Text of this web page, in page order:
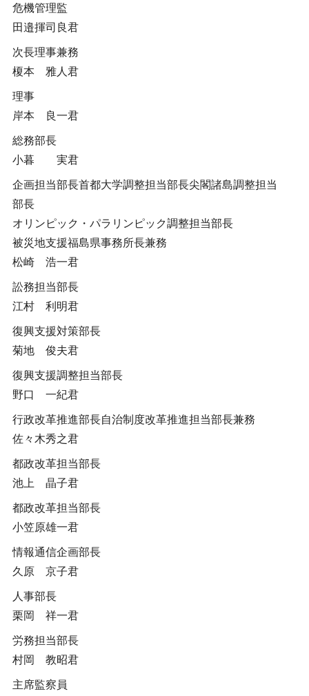
危機管理監
田邉揮司良君
次長理事兼務
榎本 雅人君
理事
岸本 良一君
総務部長
小暮 実君
企画担当部長首都大学調整担当部長尖閣諸島調整担当
部長
オリンピック・パラリンピック調整担当部長
被災地支援福島県事務所長兼務
松崎 浩一君
訟務担当部長
江村 利明君
復興支援対策部長
菊地 俊夫君
復興支援調整担当部長
野口 一紀君
行政改革推進部長自治制度改革推進担当部長兼務
佐々木秀之君
都政改革担当部長
池上 晶子君
都政改革担当部長
小笠原雄一君
情報通信企画部長
久原 京子君
人事部長
栗岡 祥一君
労務担当部長
村岡 教昭君
主席監察員